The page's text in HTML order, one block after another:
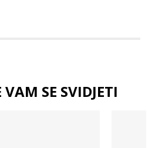
SE SVIDJETI